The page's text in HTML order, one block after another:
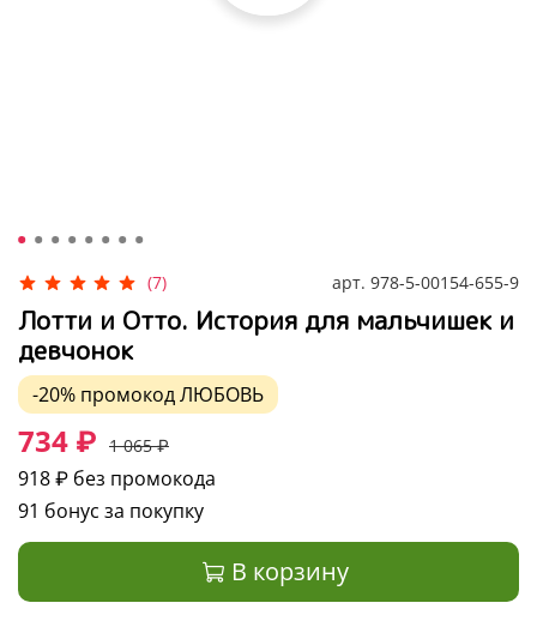
(7) арт. 978-5-00154-655-9
Лотти и Отто. История для мальчишек и
девчонок
-20% промокодЛЮБОВЬ
734 ₽ 1 065 ₽
918 ₽ без промокода
91 бонус за покупку
В корзину